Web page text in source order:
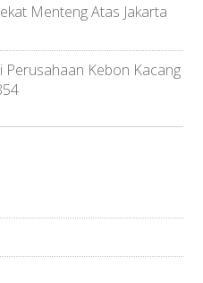
Menteng Atas Jakarta
Kebon Kacang